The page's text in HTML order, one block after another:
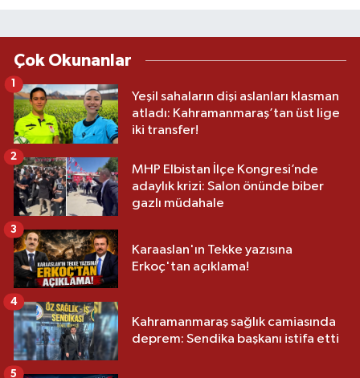
Çok Okunanlar
Yeşil sahaların dişi aslanları klasman
atladı: Kahramanmaraş’tan üst lige
iki transfer!
MHP Elbistan İlçe Kongresi’nde
adaylık krizi: Salon önünde biber
gazlı müdahale
2
Karaaslan'ın Tekke yazısına
Erkoç'tan açıklama!
3
Kahramanmaraş sağlık camiasında
deprem: Sendika başkanı istifa etti
4
5